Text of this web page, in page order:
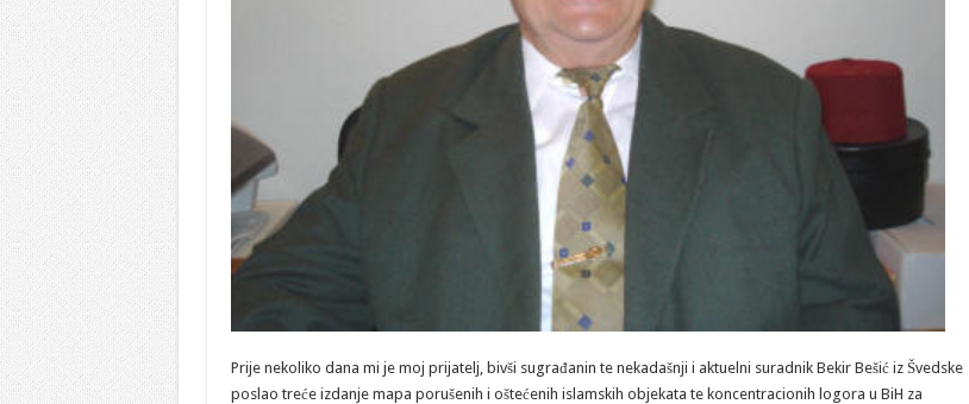
Prije nekoliko dana mi je moj prijatelj, bivši sugrađanin te nekadašnji i aktuelni suradnik Bekir Bešić iz Švedske
poslao treće izdanje mapa porušenih i oštećenih islamskih objekata te koncentracionih logora u BiH za